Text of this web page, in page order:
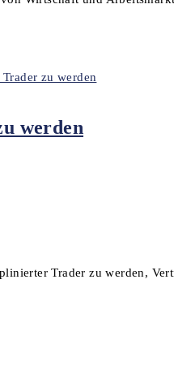
werden
Trader zu werden,